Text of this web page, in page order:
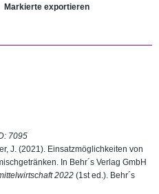
Markierte exportieren
7095
J. (2021). Einsatzmöglichkeiten von
In Behr´s Verlag GmbH
2022 (1st ed.). Behr´s